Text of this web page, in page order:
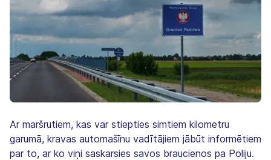
Ar maršrutiem, kas var stiepties simtiem kilometru
garumā, kravas automašīnu vadītājiem jābūt informētiem
par to, ar ko viņi saskarsies savos braucienos pa Poliju.